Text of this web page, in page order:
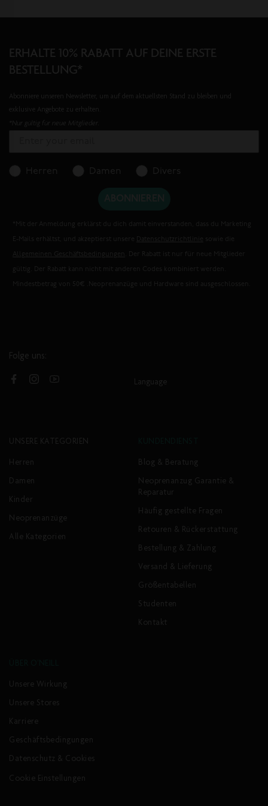
ERHALTE 10% RABATT AUF DEINE ERSTE
BESTELLUNG*
Abonniere unseren Newsletter, um auf dem aktuellsten Stand zu bleiben und
exklusive Angebote zu erhalten.
*Nur gültig für neue Mitglieder.
Herren Damen Divers
*Mit der Anmeldung erklärst du dich damit einverstanden, dass du Marketing
E-Mails erhältst, und akzeptierst unsere Datenschutzrichtlinie sowie die
Allgemeinen Geschäftsbedingungen . Der Rabatt ist nur für neue Mitglieder
gültig. Der Rabatt kann nicht mit anderen Codes kombiniert werden.
Mindestbetrag von 50€ .Neoprenanzüge und Hardware sind ausgeschlossen.
Folge uns:
Language
UNSERE KATEGORIEN
Herren
Damen
Kinder
Neoprenanzüge
Alle Kategorien
Blog & Beratung
Neoprenanzug Garantie &
Reparatur
Häufig gestellte Fragen
Retouren & Rückerstattung
Bestellung & Zahlung
Versand & Lieferung
Größentabellen
Studenten
Kontakt
Unsere Wirkung
Unsere Stores
Karriere
Geschäftsbedingungen
Datenschutz & Cookies
Cookie Einstellungen